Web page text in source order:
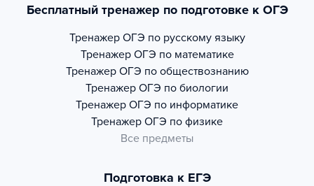
Бесплатный тренажер по подготовке к ОГЭ
Тренажер ОГЭ по русскому языку
Тренажер ОГЭ по математике
Тренажер ОГЭ по обществознанию
Тренажер ОГЭ по биологии
Тренажер ОГЭ по информатике
Тренажер ОГЭ по физике
Все предметы
Подготовка к ЕГЭ